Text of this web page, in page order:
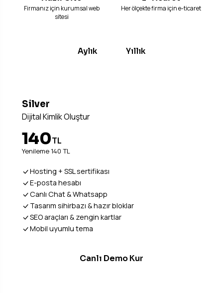
Firmanız için kurumsal web
sitesi
Her ölçekte firma için e-ticaret
Aylık Yıllık
Silver
Dijital Kimlik Oluştur
140TL
Yenileme 140 TL
Hosting + SSL sertifikası
E-posta hesabı
Canlı Chat & Whatsapp
Tasarım sihirbazı & hazır bloklar
SEO araçları & zengin kartlar
Mobil uyumlu tema
Canlı Demo Kur